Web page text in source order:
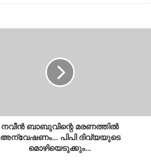
നവീൻ ബാബുവിന്റെ മരണത്തിൽ
അന്വേഷണം… പിപി ദിവ്യയുടെ
മൊഴിയെടുക്കും…